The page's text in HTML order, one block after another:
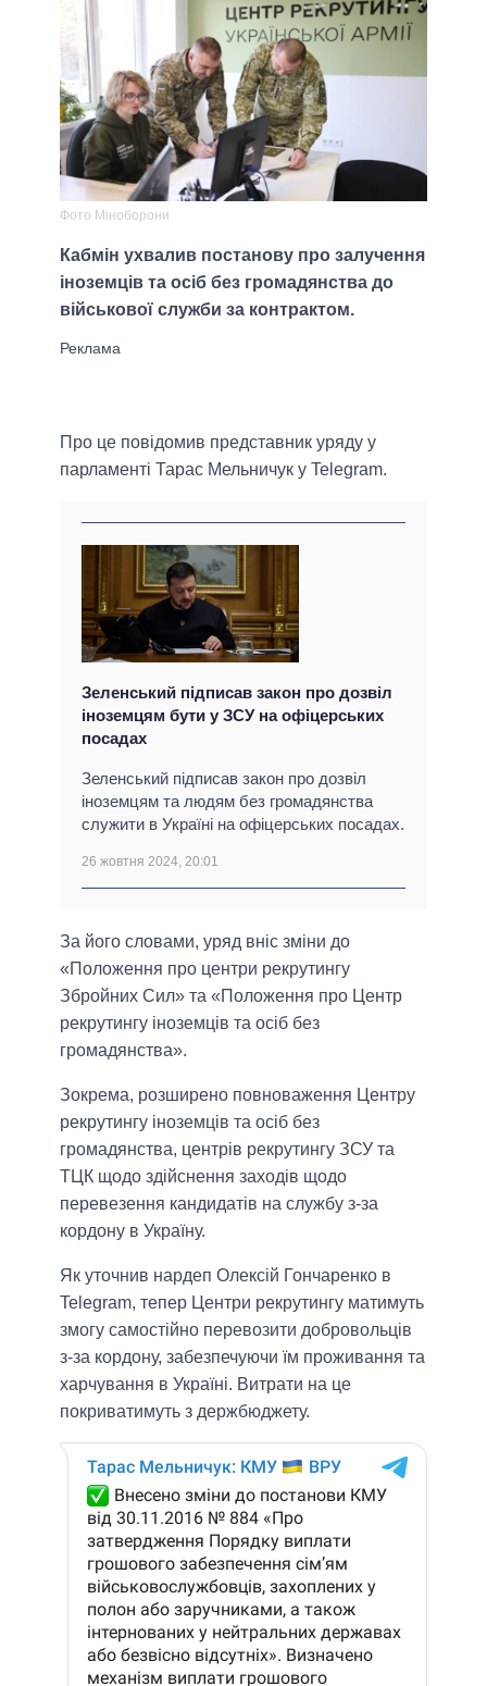
Фото Міноборони
Кабмін ухвалив постанову про залучення
іноземців та осіб без громадянства до
військової служби за контрактом.
Про це повідомив представник уряду у
парламенті Тарас Мельничук у Telegram.
Зеленський підписав закон про дозвіл
іноземцям бути у ЗСУ на офіцерських
посадах
Зеленський підписав закон про дозвіл
іноземцям та людям без громадянства
служити в Україні на офіцерських посадах.
26 жовтня 2024, 20:01
За його словами, уряд вніс зміни до
«Положення про центри рекрутингу
Збройних Сил» та «Положення про Центр
рекрутингу іноземців та осіб без
громадянства».
Зокрема, розширено повноваження Центру
рекрутингу іноземців та осіб без
громадянства, центрів рекрутингу ЗСУ та
ТЦК щодо здійснення заходів щодо
перевезення кандидатів на службу з-за
кордону в Україну.
Як уточнив нардеп Олексій Гончаренко в
Telegram, тепер Центри рекрутингу матимуть
змогу самостійно перевозити добровольців
з-за кордону, забезпечуючи їм проживання та
харчування в Україні. Витрати на це
покриватимуть з держбюджету.